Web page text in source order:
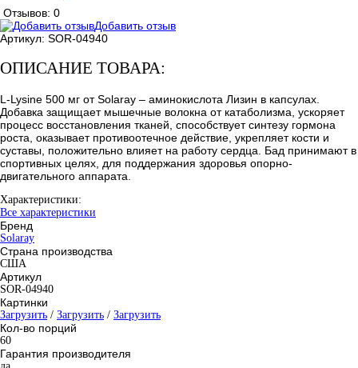
Отзывов: 0
Добавить отзыв
Артикул: SOR-04940
ОПИСАНИЕ ТОВАРА:
L-Lysine 500 мг от Solaray – аминокислота Лизин в капсулах.
Добавка защищает мышечные волокна от катаболизма, ускоряет
процесс восстановления тканей, способствует синтезу гормона
роста, оказывает противоотечное действие, укрепляет кости и
суставы, положительно влияет на работу сердца. Бад принимают в
спортивных целях, для поддержания здоровья опорно-
двигательного аппарата.
Характеристики:
Все характеристики
Бренд
Solaray
Страна производства
США
Артикул
SOR-04940
Картинки
Загрузить / Загрузить / Загрузить
Кол-во порций
60
Гарантия производителя